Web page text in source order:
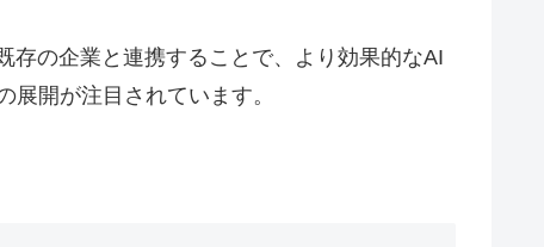
存の企業と連携することで、より効果的なAI
開が注目されています。